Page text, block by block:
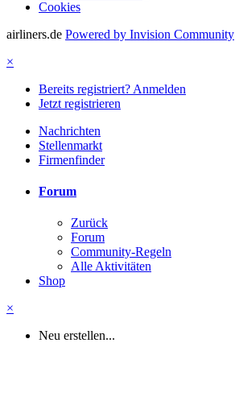
Cookies
airliners.de Powered by Invision Community
×
Bereits registriert? Anmelden
Jetzt registrieren
Nachrichten
Stellenmarkt
Firmenfinder
Forum
Zurück
Forum
Community-Regeln
Alle Aktivitäten
Shop
×
Neu erstellen...